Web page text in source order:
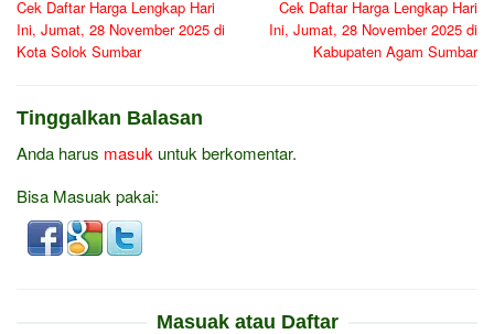
Cek Daftar Harga Lengkap Hari
Ini, Jumat, 28 November 2025 di
Kota Solok Sumbar
Cek Daftar Harga Lengkap Hari
Ini, Jumat, 28 November 2025 di
Kabupaten Agam Sumbar
Tinggalkan Balasan
Anda harus masuk untuk berkomentar.
Bisa Masuak pakai:
Masuak atau Daftar